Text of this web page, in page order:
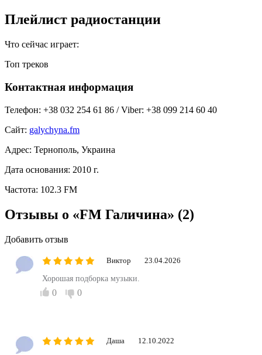
Плейлист радиостанции
Что сейчас играет:
Топ треков
Контактная информация
Телефон: +38 032 254 61 86 / Viber: +38 099 214 60 40
Сайт: galychyna.fm
Адрес: Тернополь, Украина
Дата основания: 2010 г.
Частота: 102.3 FM
Отзывы о «FM Галичина» (2)
Добавить отзыв
Виктор 23.04.2026
Хорошая подборка музыки.
0 0
Даша 12.10.2022